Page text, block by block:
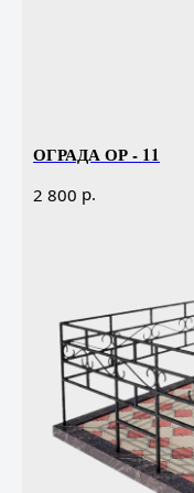
ОГРАДА ОР - 11
2 800 р.